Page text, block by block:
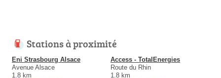
Stations à proximité
Eni Strasbourg Alsace
Avenue Alsace
1.8 km
Access - TotalEnergies
Route du Rhin
1.8 km